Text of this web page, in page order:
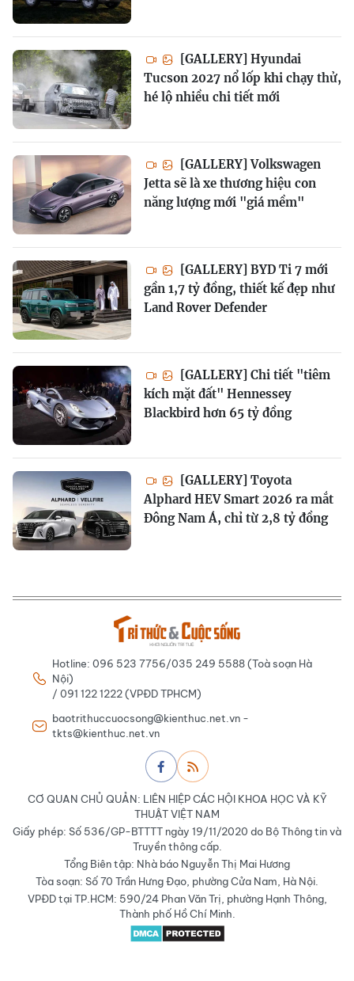
[GALLERY] Hyundai
Tucson 2027 nổ lốp khi chạy thử,
hé lộ nhiều chi tiết mới
[GALLERY] Volkswagen
Jetta sẽ là xe thương hiệu con
năng lượng mới "giá mềm"
[GALLERY] BYD Ti 7 mới
gần 1,7 tỷ đồng, thiết kế đẹp như
Land Rover Defender
[GALLERY] Chi tiết "tiêm
kích mặt đất" Hennessey
Blackbird hơn 65 tỷ đồng
[GALLERY] Toyota
Alphard HEV Smart 2026 ra mắt
Đông Nam Á, chỉ từ 2,8 tỷ đồng
Hotline: 096 523 7756/035 249 5588 (Toà soạn Hà
Nội)
/ 091 122 1222 (VPĐD TPHCM)
baotrithuccuocsong@kienthuc.net.vn -
tkts@kienthuc.net.vn
CƠ QUAN CHỦ QUẢN: LIÊN HIỆP CÁC HỘI KHOA HỌC VÀ KỸ
THUẬT VIỆT NAM
Giấy phép: Số 536/GP-BTTTT ngày 19/11/2020 do Bộ Thông tin và
Truyền thông cấp.
Tổng Biên tập: Nhà báo Nguyễn Thị Mai Hương
Tòa soạn: Số 70 Trần Hưng Đạo, phường Cửa Nam, Hà Nội.
VPĐD tại TP.HCM: 590/24 Phan Văn Trị, phường Hạnh Thông,
Thành phố Hồ Chí Minh.